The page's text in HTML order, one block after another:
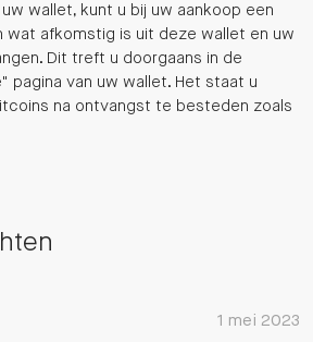
wallet, kunt u bij uw aankoop een
wat afkomstig is uit deze wallet en uw
Dit treft u doorgaans in de
pagina van uw wallet. Het staat u
na ontvangst te besteden zoals
1 mei 2023